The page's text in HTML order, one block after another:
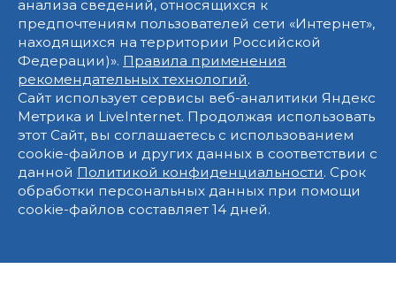
анализа сведений, относящихся к
предпочтениям пользователей сети «Интернет»,
находящихся на территории Российской
Федерации)». Правила применения
рекомендательных технологий.
Сайт использует сервисы веб-аналитики Яндекс
Метрика и LiveInternet. Продолжая использовать
этот Сайт, вы соглашаетесь с использованием
cookie-файлов и других данных в соответствии с
данной Политикой конфиденциальности. Срок
обработки персональных данных при помощи
cookie-файлов составляет 14 дней.